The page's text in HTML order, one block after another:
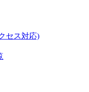
セス対応)